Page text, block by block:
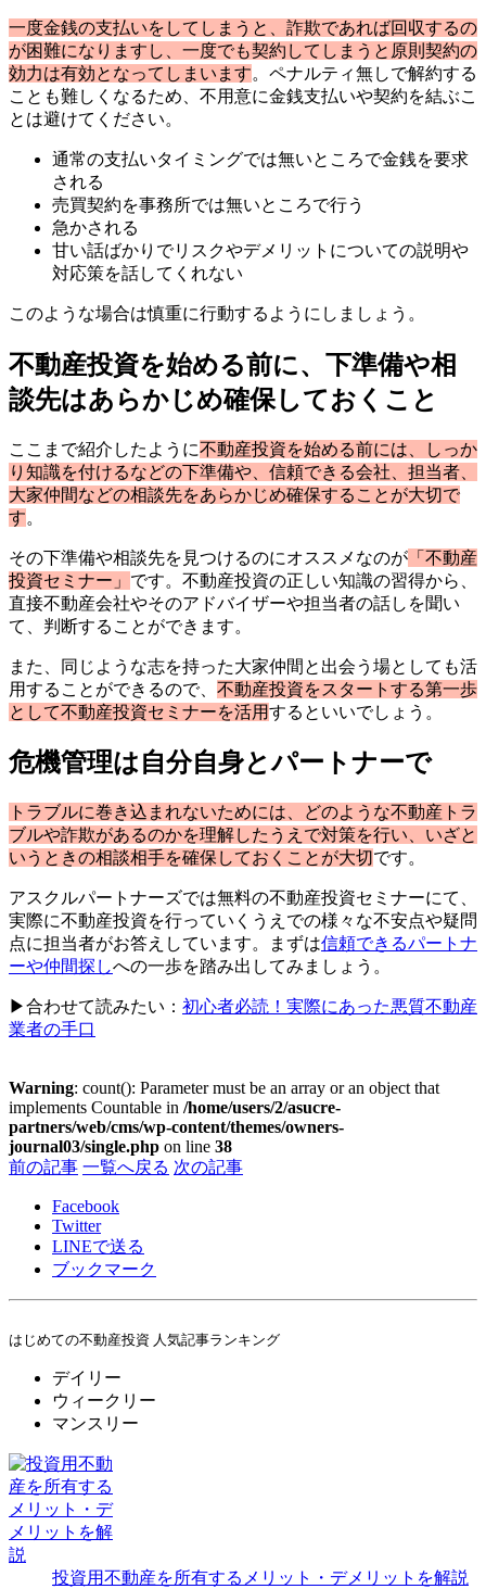
一度金銭の支払いをしてしまうと、詐欺であれば回収するの
が困難になりますし、一度でも契約してしまうと原則契約の
効力は有効となってしまいます。ペナルティ無しで解約する
ことも難しくなるため、不用意に金銭支払いや契約を結ぶこ
とは避けてください。
通常の支払いタイミングでは無いところで金銭を要求
される
売買契約を事務所では無いところで行う
急かされる
甘い話ばかりでリスクやデメリットについての説明や
対応策を話してくれない
このような場合は慎重に行動するようにしましょう。
不動産投資を始める前に、下準備や相
談先はあらかじめ確保しておくこと
ここまで紹介したように不動産投資を始める前には、しっか
り知識を付けるなどの下準備や、信頼できる会社、担当者、
大家仲間などの相談先をあらかじめ確保することが大切で
す。
その下準備や相談先を見つけるのにオススメなのが 「不動産
投資セミナー」 です。不動産投資の正しい知識の習得から、
直接不動産会社やそのアドバイザーや担当者の話しを聞い
て、判断することができます。
また、同じような志を持った大家仲間と出会う場としても活
用することができるので、 不動産投資をスタートする第一歩
として不動産投資セミナーを活用するといいでしょう。
危機管理は自分自身とパートナーで
トラブルに巻き込まれないためには、どのような不動産トラ
ブルや詐欺があるのかを理解したうえで対策を行い、いざと
いうときの相談相手を確保しておくことが大切です。
アスクルパートナーズでは無料の不動産投資セミナーにて、
実際に不動産投資を行っていくうえでの様々な不安点や疑問
点に担当者がお答えしています。まずは信頼できるパートナ
ーや仲間探しへの一歩を踏み出してみましょう。
▶合わせて読みたい： 初心者必読！実際にあった悪質不動産
業者の手口
Warning: count(): Parameter must be an array or an object that
implements Countable in /home/users/2/asucre-
partners/web/cms/wp-content/themes/owners-
journal03/single.php on line 38
前の記事 一覧へ戻る 次の記事
Facebook
Twitter
LINEで送る
ブックマーク
はじめての不動産投資 人気記事ランキング
デイリー
ウィークリー
マンスリー
投資用不動産を所有するメリット・デメリットを解説